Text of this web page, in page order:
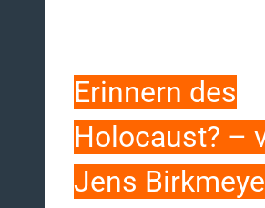
Erinnern des
Holocaust? –
Jens